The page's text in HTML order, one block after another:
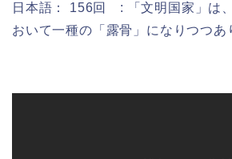
日本語： 156回 : 「文明国家」は
おいて一種の「露骨」になりつつあ